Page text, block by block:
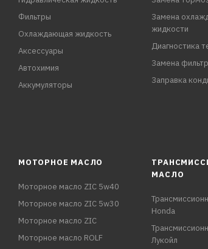
Фильтры
Охлаждающая жидкость
Аксессуары
Автохимия
Аккумуляторы
Замена
жидкости
Диагностика
Замена
Заправка
МОТОРНОЕ МАСЛО
Моторное масло ZIC 5w40
Моторное масло ZIC 5w30
Моторное масло ZIC
Моторное масло ROLF
МАСЛО
Honda
Лукойл